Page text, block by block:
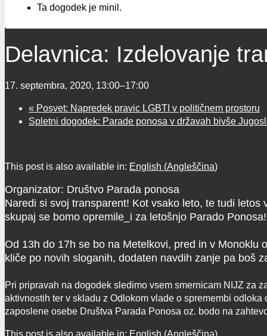
Ta dogodek je minil.
Delavnica: Izdelovanje
17. septembra, 2020, 13:00–17:00
« Posvet: Napredek pravic LGBTI v političnem prostoru
Spletni dogodek: Parade ponosa v državah bivše
This post is also available in: English (Angleščina)
Organizator: Društvo Parada ponosa
Naredi si svoj transparent! Kot vsako leto, te tudi
skupaj se bomo opremile_i za letošnjo Parado Ponosa!
Od 13h do 17h se bo na Metelkovi, pred in v
kliče po novih sloganih, dodaten navdih zanje pa boš
Pri pripravah na dogodek sledimo vsem smernicam NIJZ za
aktivnostih ter v skladu z Odlokom vlade o spremembi
zaposlene osebe Društva Parada Ponosa oz. bodo na
This post is also available in: English (Angleščina)